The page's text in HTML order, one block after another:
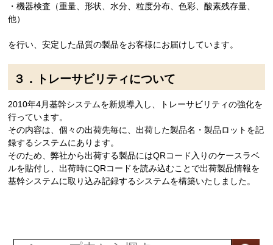
・機器検査（重量、形状、水分、粒度分布、色彩、酸素残存量、
他）
を行い、安定した品質の製品をお客様にお届けしています。
３．トレーサビリティについて
2010年4月基幹システムを新規導入し、トレーサビリティの強化を
行っています。
その内容は、個々の出荷先毎に、出荷した製品名・製品ロットを記
録するシステムにあります。
そのため、弊社から出荷する製品にはQRコード入りのケースラベ
ルを貼付し、出荷時にQRコードを読み込むことで出荷製品情報を
基幹システムに取り込み記録するシステムを構築いたしました。